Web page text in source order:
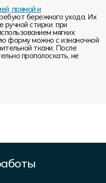
прямой и
бережного ухода. Их
ручной стирки при
мягких
форму можно с изнаночной
ткани. После
прополоскать, не